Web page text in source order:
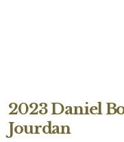
2023 Daniel
Jourdan